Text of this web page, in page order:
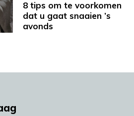
8 tips om te voorkomen
dat u gaat snaaien ’s
avonds